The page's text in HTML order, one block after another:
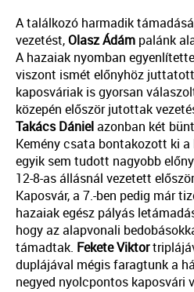
A találkozó harmadik
vezetést,OlaszÁdám palánk
A hazaiak nyomban
viszont ismét előnyhöz
kaposváriak is gyorsan
közepén először jutottak
Takács Dánielazonban két
Kemény csata bontakozott ki
egyik sem tudott nagyobb
12-8-as állásnál vezetett
Kaposvár, a 7.-ben pedig már
hazaiak egész pályás
hogy az alapvonali
támadtak. FeketeViktor
duplájával mégis faragtunk a
negyed nyolcpontos kaposvári